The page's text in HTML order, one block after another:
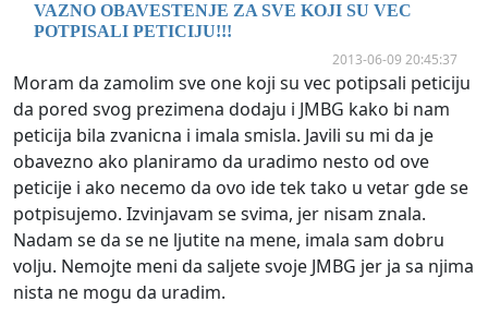
VAZNO OBAVESTENJE ZA SVE KOJI SU VEC
POTPISALI PETICIJU!!!
2013-06-09 20:45:37
Moram da zamolim sve one koji su vec potipsali peticiju
da pored svog prezimena dodaju i JMBG kako bi nam
peticija bila zvanicna i imala smisla. Javili su mi da je
obavezno ako planiramo da uradimo nesto od ove
peticije i ako necemo da ovo ide tek tako u vetar gde se
potpisujemo. Izvinjavam se svima, jer nisam znala.
Nadam se da se ne ljutite na mene, imala sam dobru
volju. Nemojte meni da saljete svoje JMBG jer ja sa njima
nista ne mogu da uradim.